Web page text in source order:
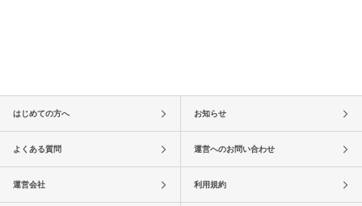
はじめての方へ お知らせ
よくある質問 運営へのお問い合わせ
運営会社 利用規約